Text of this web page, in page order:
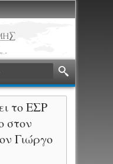
το ΕΣΡ
στον
Γιώργο